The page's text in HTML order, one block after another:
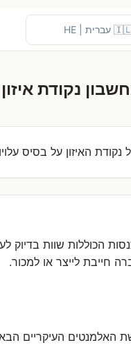
נקודת איזון
נקודת האיזון על בסיס
הכוללות שוות בדיוק
חייבת לייצר או למכור.
האלמנטים העיקריים